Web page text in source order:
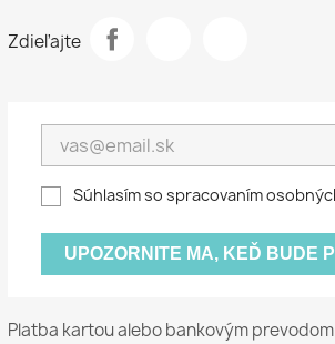
Zdieľajte
Súhlasím so spracovaním
UPOZORNITE MA, KEĎ BUDE
Platba kartou alebo bankovým prevodom